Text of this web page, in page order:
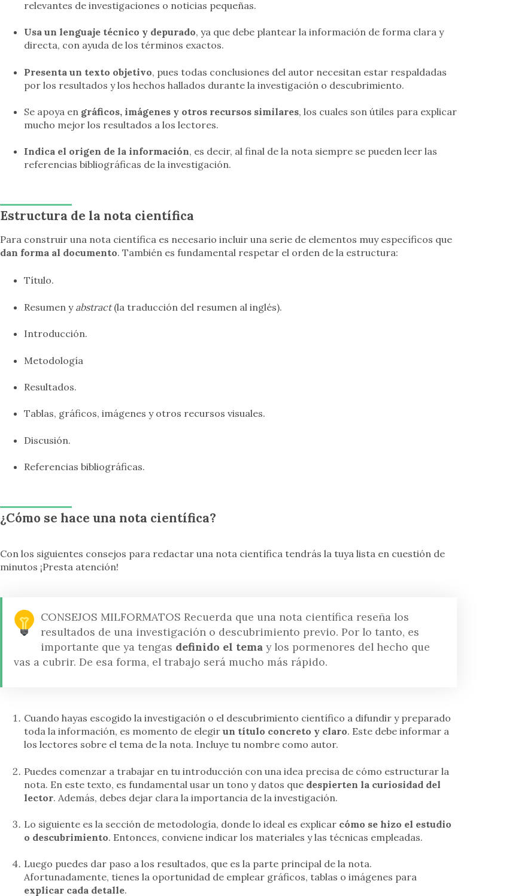
relevantes de investigaciones o noticias pequeñas.
Usa un lenguaje técnico y depurado, ya que debe plantear la información de forma clara y
directa, con ayuda de los términos exactos.
Presenta un texto objetivo, pues todas conclusiones del autor necesitan estar respaldadas
por los resultados y los hechos hallados durante la investigación o descubrimiento.
Se apoya en gráficos, imágenes y otros recursos similares, los cuales son útiles para explicar
mucho mejor los resultados a los lectores.
Indica el origen de la información, es decir, al final de la nota siempre se pueden leer las
referencias bibliográficas de la investigación.
Estructura de la nota científica
Para construir una nota científica es necesario incluir una serie de elementos muy específicos que
dan forma al documento. También es fundamental respetar el orden de la estructura:
Título.
Resumen y abstract(la traducción del resumen al inglés).
Introducción.
Metodología
Resultados.
Tablas, gráficos, imágenes y otros recursos visuales.
Discusión.
Referencias bibliográficas.
¿Cómo se hace una nota científica?
Con los siguientes consejos para redactar una nota científica tendrás la tuya lista en cuestión de
minutos ¡Presta atención!
CONSEJOS MILFORMATOS Recuerda que una nota científica reseña los
resultados de una investigación o descubrimiento previo. Por lo tanto, es
importante que ya tengas definido el temay los pormenores del hecho que
vas a cubrir. De esa forma, el trabajo será mucho más rápido.
Cuando hayas escogido la investigación o el descubrimiento científico a difundir y preparado
toda la información, es momento de elegirun título concreto y claro. Este debe informar a
los lectores sobre el tema de la nota. Incluye tu nombre como autor.
Puedes comenzar a trabajar en tu introducción con una idea precisa de cómo estructurar la
nota. En este texto, es fundamental usar un tono y datos que despierten la curiosidad del
lector. Además, debes dejar clara la importancia de la investigación.
Lo siguiente es la sección de metodología, donde lo ideal es explicarcómo se hizo el estudio
o descubrimiento. Entonces, conviene indicar los materiales y las técnicas empleadas.
Luego puedes dar paso a los resultados, que es la parte principal de la nota.
Afortunadamente, tienes la oportunidad de emplear gráficos, tablas o imágenes para
explicar cada detalle.